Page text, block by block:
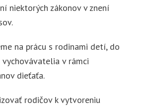
niektorých zákonov v znení
na prácu s rodinami detí, do
v rámci
dieťaťa.
rodičov k vytvoreniu